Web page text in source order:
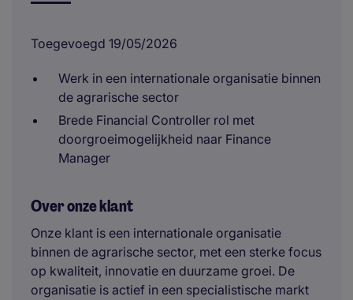
Toegevoegd 19/05/2026
Werk in een internationale organisatie binnen
de agrarische sector
Brede Financial Controller rol met
doorgroeimogelijkheid naar Finance
Manager
Over onze klant
Onze klant is een internationale organisatie
binnen de agrarische sector, met een sterke focus
op kwaliteit, innovatie en duurzame groei. De
organisatie is actief in een specialistische markt